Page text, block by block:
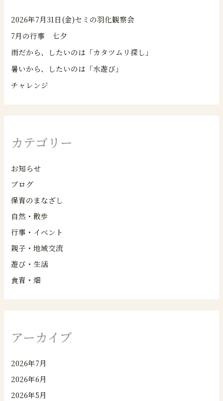
2026年7月31日(金)セミの羽化観察会
7月の行事 七夕
雨だから、したいのは「カタツムリ探し」
暑いから、したいのは「水遊び」
チャレンジ
カテゴリー
お知らせ
ブログ
保育のまなざし
自然・散歩
行事・イベント
親子・地域交流
遊び・生活
食育・畑
アーカイブ
2026年7月
2026年6月
2026年5月